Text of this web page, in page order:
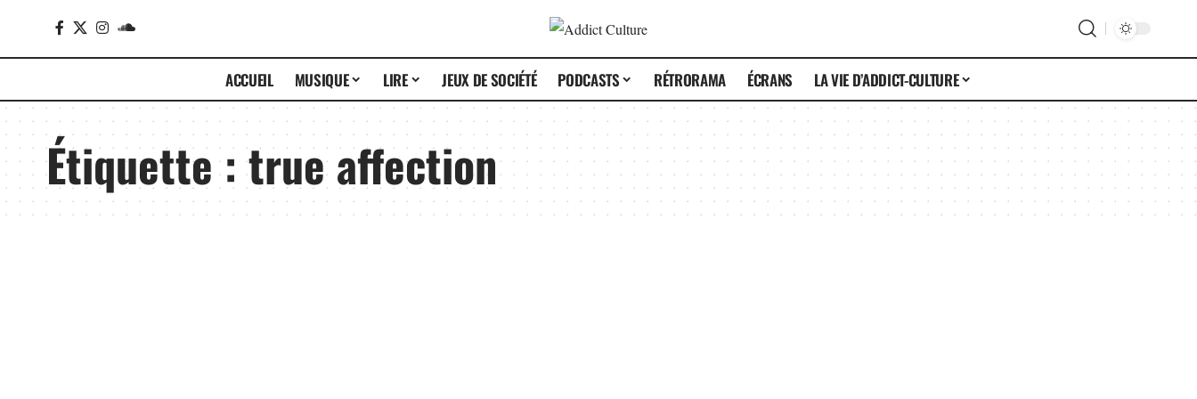
ACCUEIL MUSIQUE LIRE JEUX DE SOCIÉTÉ PODCASTS RÉTRORAMA ÉCRANS LA VIE D’ADDICT-CULTURE
Étiquette :true affection